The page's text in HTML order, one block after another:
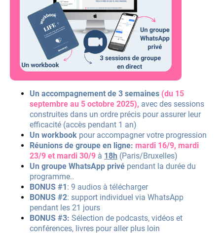
Un accompagnement de 3 semaines (du 15
septembre au 5 octobre 2025), avec des sessions
construites dans un ordre précis pour assurer leur
efficacité (accès pendant 1 an)
Un workbook pour accompagner votre progression
Réunions de groupe en ligne: mardi 16/9, mardi
23/9 et mardi 30/9 à 18h (Paris/Bruxelles)
Un groupe WhatsApp privé pendant la durée du
programme..
BONUS #1: 9 audios à télécharger
BONUS #2: support individuel via WhatsApp
pendant les 21 jours
BONUS #3: Sélection de podcasts, vidéos et
conférences, livres pour aller plus loin